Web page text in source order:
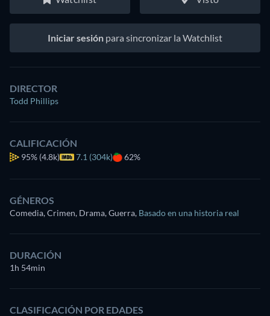
Iniciar sesión para sincronizar la Watchlist
DIRECTOR
Todd Phillips
CALIFICACIÓN
95% (4.8k) 7.1 (304k) 62%
GÉNEROS
Comedia, Crimen, Drama, Guerra, Basado en una historia real
DURACIÓN
1h 54min
CLASIFICACIÓN POR EDADES